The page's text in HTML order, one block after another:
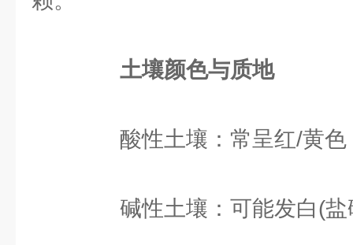
土壤颜色与质地
酸性土壤：常呈红/黄色
碱性土壤：可能发白(盐